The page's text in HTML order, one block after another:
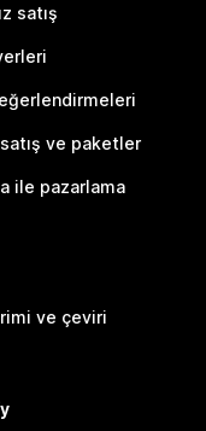
satış
satış ve paketler
ile pazarlama
ve çeviri